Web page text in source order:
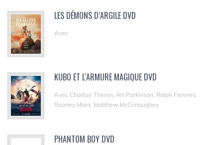
LES DÉMONS D’ARGILE DVD
Avec
KUBO ET L'ARMURE MAGIQUE DVD
Avec Charlize Theron, Art Parkinson, Ralph Fiennes,
Rooney Mara, Matthew McConaughey
PHANTOM BOY DVD